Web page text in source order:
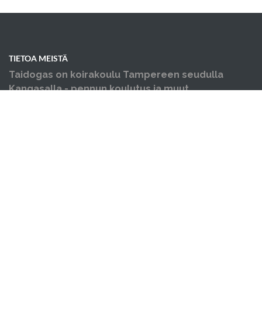
TIETOA MEISTÄ
Taidogas on koirakoulu Tampereen seudulla
Kangasalla - pennun koulutus ja muut